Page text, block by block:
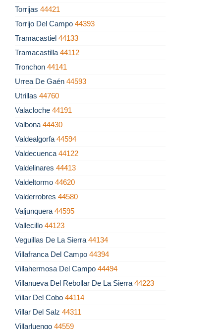
Torrijas 44421
Torrijo Del Campo 44393
Tramacastiel 44133
Tramacastilla 44112
Tronchon 44141
Urrea De Gaén 44593
Utrillas 44760
Valacloche 44191
Valbona 44430
Valdealgorfa 44594
Valdecuenca 44122
Valdelinares 44413
Valdeltormo 44620
Valderrobres 44580
Valjunquera 44595
Vallecillo 44123
Veguillas De La Sierra 44134
Villafranca Del Campo 44394
Villahermosa Del Campo 44494
Villanueva Del Rebollar De La Sierra 44223
Villar Del Cobo 44114
Villar Del Salz 44311
Villarluengo 44559